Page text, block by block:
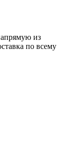
из
по всему